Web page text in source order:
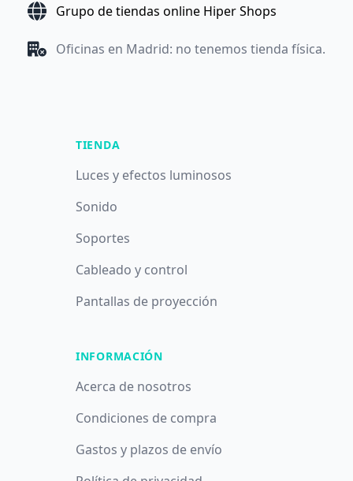
Grupo de tiendas online Hiper Shops
Oficinas en Madrid: no tenemos tienda física.
TIENDA
Luces y efectos luminosos
Sonido
Soportes
Cableado y control
Pantallas de proyección
INFORMACIÓN
Acerca de nosotros
Condiciones de compra
Gastos y plazos de envío